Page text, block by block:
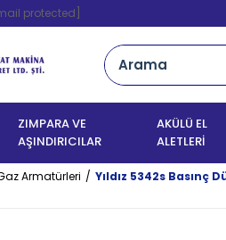
protected]
ZIMPARA VE
AŞINDIRICILAR
AKÜLÜ EL
ALETLERİ
Armatürleri Yıldız 5342s Basınç